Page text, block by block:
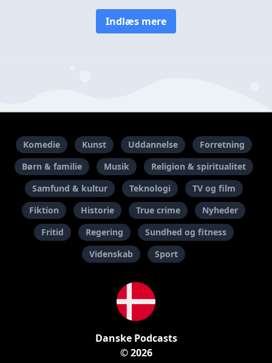
Indlæs mere
Komedie Kunst Uddannelse
Forretning
Børn & familie
Musik
Religion & spiritualitet
Samfund & kultur
Teknologi
TV og film
Fiktion
Historie True crime
Nyheder
Fritid
Regering
Sundhed og fitness
Videnskab
Sport
Danske Podcasts
© 2026